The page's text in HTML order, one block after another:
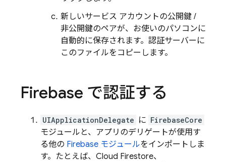
新しいサービス アカウントの公開鍵 /
非公開鍵のペアが、お使いのパソコンに
自動的に保存されます。認証サーバーに
このファイルをコピーします。
Firebase で認証する
UIApplicationDelegate に FirebaseCore
モジュールと、アプリのデリゲートが使用す
る他の Firebase モジュールをインポートしま
す。たとえば、 Cloud Firestore、